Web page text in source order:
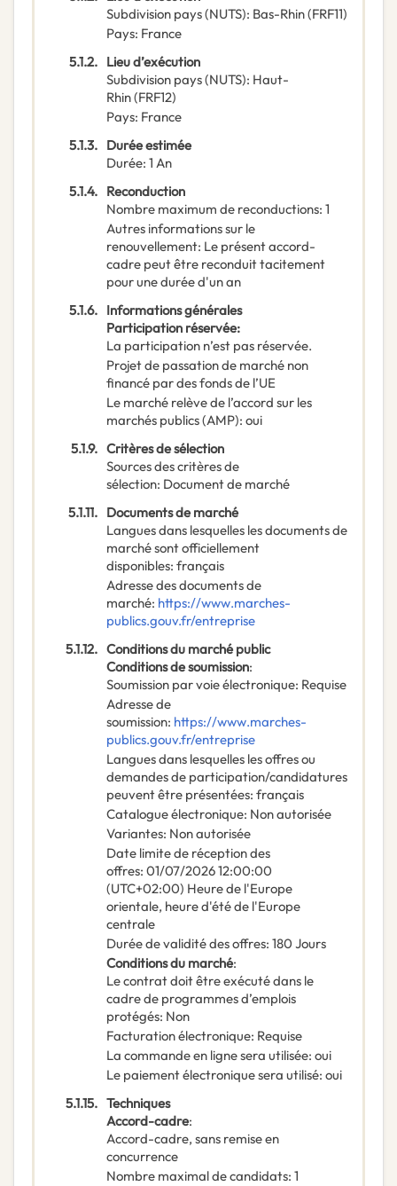
Subdivision pays (NUTS): Bas-Rhin(FRF11)
Pays: France
5.1.2. Lieu d’exécution
Subdivision pays (NUTS): Haut-
Rhin(FRF12)
Pays: France
5.1.3. Durée estimée
Durée: 1 An
5.1.4. Reconduction
Nombre maximum de reconductions: 1
Autres informations sur le
renouvellement: Le présent accord-
cadre peut être reconduit tacitement
pour une durée d'un an
5.1.6. Informations générales
Participation réservée:
La participation n’est pas réservée.
Projet de passation de marché non
financé par des fonds de l’UE
Le marché relève de l’accord sur les
marchés publics (AMP): oui
5.1.9. Critères de sélection
Sources des critères de
sélection: Document de marché
5.1.11. Documents de marché
Langues dans lesquelles les documents de
marché sont officiellement
disponibles: français
Adresse des documents de
marché: https://www.marches-
publics.gouv.fr/entreprise
5.1.12. Conditions du marché public
Conditions de soumission:
Soumission par voie électronique: Requise
Adresse de
soumission: https://www.marches-
publics.gouv.fr/entreprise
Langues dans lesquelles les offres ou
demandes de participation/candidatures
peuvent être présentées: français
Catalogue électronique: Non autorisée
Variantes: Non autorisée
Date limite de réception des
offres: 01/07/202612:00:00
(UTC+02:00) Heure de l'Europe
orientale, heure d'été de l'Europe
centrale
Durée de validité des offres: 180 Jours
Conditions du marché:
Le contrat doit être exécuté dans le
cadre de programmes d’emplois
protégés: Non
Facturation électronique: Requise
La commande en ligne sera utilisée: oui
Le paiement électronique sera utilisé: oui
5.1.15. Techniques
Accord-cadre:
Accord-cadre, sans remise en
concurrence
Nombre maximal de candidats: 1